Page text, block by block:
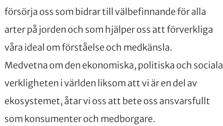
försörja oss som bidrar till välbefinnande för alla
arter på jorden och som hjälper oss att förverkliga
våra ideal om förståelse och medkänsla.
Medvetna om den ekonomiska, politiska och sociala
verkligheten i världen liksom att vi är en del av
ekosystemet, åtar vi oss att bete oss ansvarsfullt
som konsumenter och medborgare.